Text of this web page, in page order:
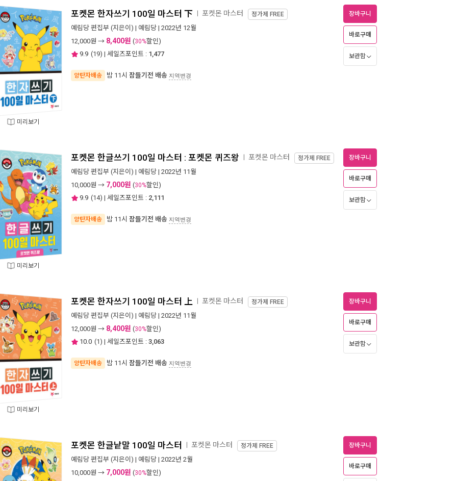
미리보기
포켓몬 한자쓰기 100일 마스터 下 포켓몬 마스터 정가제 FREE
예림당 편집부 (지은이) | 예림당 | 2022년 12월
12,000원 → 8,400원 (30%할인)
9.9 (19) | 세일즈포인트 : 1,477
양탄자배송 밤 11시 잠들기전 배송 지역변경
장바구니
바로구매
보관함
미리보기
포켓몬 한글쓰기 100일 마스터 : 포켓몬 퀴즈왕 포켓몬 마스터 정가제 FREE
예림당 편집부 (지은이) | 예림당 | 2022년 11월
10,000원 → 7,000원 (30%할인)
9.9 (14) | 세일즈포인트 : 2,111
양탄자배송 밤 11시 잠들기전 배송 지역변경
장바구니
바로구매
보관함
미리보기
포켓몬 한자쓰기 100일 마스터 上 포켓몬 마스터 정가제 FREE
예림당 편집부 (지은이) | 예림당 | 2022년 11월
12,000원 → 8,400원 (30%할인)
10.0 (1) | 세일즈포인트 : 3,063
양탄자배송 밤 11시 잠들기전 배송 지역변경
장바구니
바로구매
보관함
포켓몬 한글낱말 100일 마스터 포켓몬 마스터 정가제 FREE
예림당 편집부 (지은이) | 예림당 | 2022년 2월
10,000원 → 7,000원 (30%할인)
장바구니
바로구매